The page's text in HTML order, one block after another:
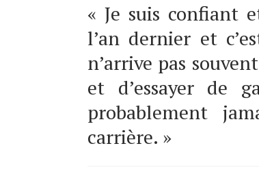
« Je suis confiant
l’an dernier et
n’arrive pas
et d’essayer de
probablement
carrière. »